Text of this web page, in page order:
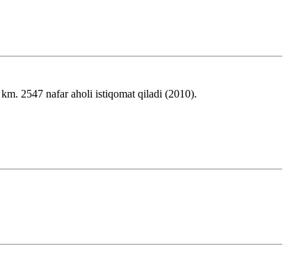
2547 nafar aholi istiqomat qiladi (2010).